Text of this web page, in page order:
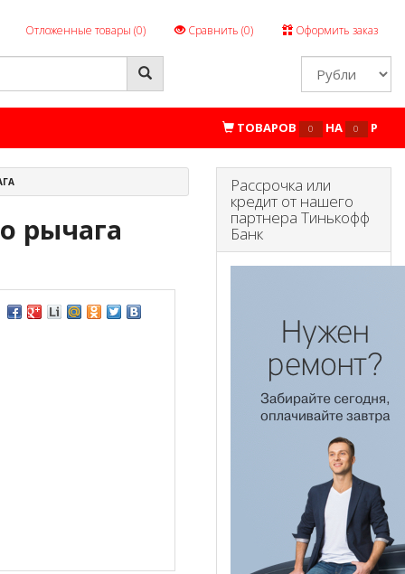
Отложенные товары (0) Сравнить (0) Оформить заказ
ТОВАРОВ 0 НА 0 P
рычага
Рассрочка или
кредит от нашего
партнера Тинькофф
Банк